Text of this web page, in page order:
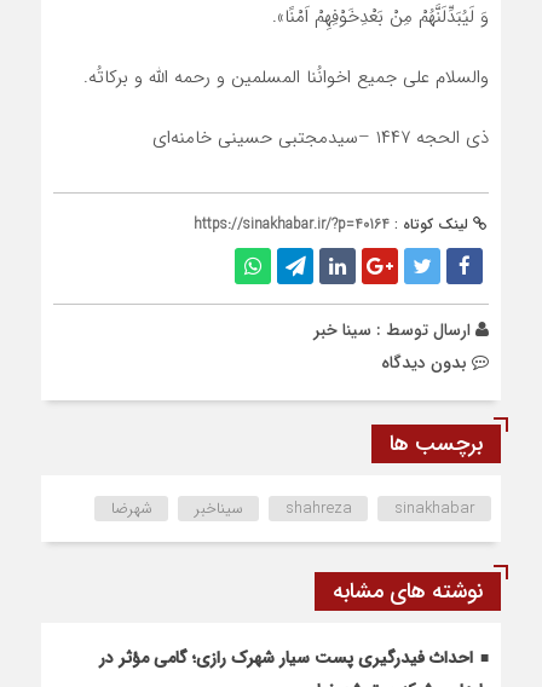
­وَ لَیُبَدِّلَنَّهُمْ­ مِنْ ­بَعْدِ­خَوْفِهِمْ ­اَمْنًا­».
­والسلام علی جمیع اخوانُنا المسلمین و رحمه الله و برکاتُه.
­ذی الحجه ۱۴۴۷ –­سیدمجتبی حسینی خامنه‌ای
لینک کوتاه : https://sinakhabar.ir/?p=40164
ارسال توسط : سینا خبر
بدون دیدگاه
برچسب ها
shahreza sinakhabar سیناخبر شهرضا
نوشته های مشابه
احداث فیدرگیری پست سیار شهرک رازی؛ گامی مؤثر در